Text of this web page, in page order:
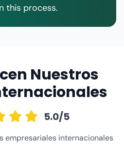
this process.
Nuestros
5.0/5
empresariales internacionales